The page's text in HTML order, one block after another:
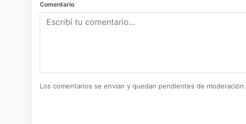
Comentario
Los comentarios se envían y quedan pendientes de moderación.